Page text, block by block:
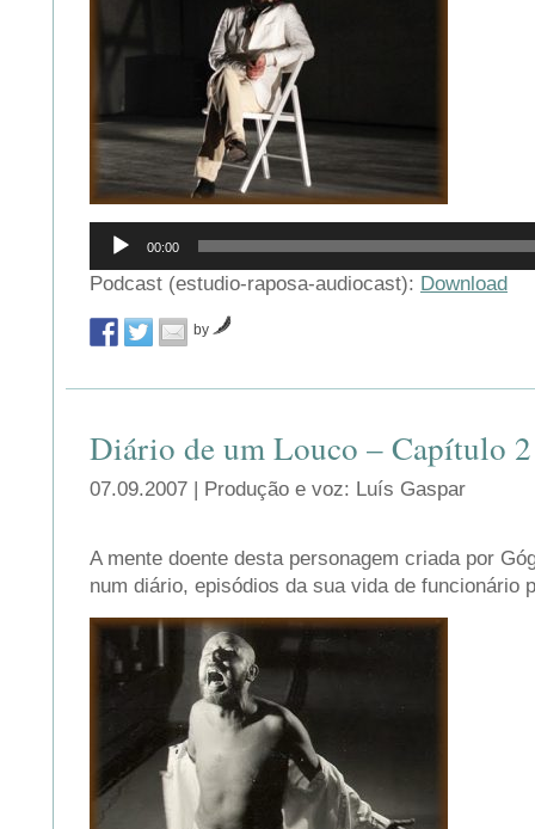
Reprodutor
áudio
00:00
Podcast (estudio-raposa-audiocast): Download
by
Diário de um Louco – Capítulo 2
07.09.2007 | Produção e voz: Luís Gaspar
A mente doente desta personagem criada por
num diário, episódios da sua vida de funcionário